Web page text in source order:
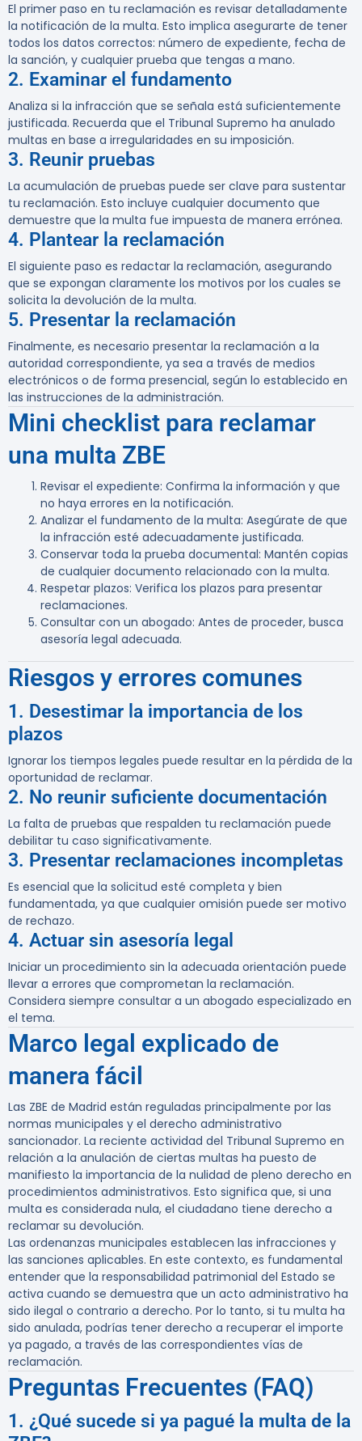
El primer paso en tu reclamación es revisar detalladamente
la notificación de la multa. Esto implica asegurarte de tener
todos los datos correctos: número de expediente, fecha de
la sanción, y cualquier prueba que tengas a mano.
2. Examinar el fundamento
Analiza si la infracción que se señala está suficientemente
justificada. Recuerda que el Tribunal Supremo ha anulado
multas en base a irregularidades en su imposición.
3. Reunir pruebas
La acumulación de pruebas puede ser clave para sustentar
tu reclamación. Esto incluye cualquier documento que
demuestre que la multa fue impuesta de manera errónea.
4. Plantear la reclamación
El siguiente paso es redactar la reclamación, asegurando
que se expongan claramente los motivos por los cuales se
solicita la devolución de la multa.
5. Presentar la reclamación
Finalmente, es necesario presentar la reclamación a la
autoridad correspondiente, ya sea a través de medios
electrónicos o de forma presencial, según lo establecido en
las instrucciones de la administración.
Mini checklist para reclamar
una multa ZBE
Revisar el expediente: Confirma la información y que
no haya errores en la notificación.
Analizar el fundamento de la multa: Asegúrate de que
la infracción esté adecuadamente justificada.
Conservar toda la prueba documental: Mantén copias
de cualquier documento relacionado con la multa.
Respetar plazos: Verifica los plazos para presentar
reclamaciones.
Consultar con un abogado: Antes de proceder, busca
asesoría legal adecuada.
Riesgos y errores comunes
1. Desestimar la importancia de los
plazos
Ignorar los tiempos legales puede resultar en la pérdida de la
oportunidad de reclamar.
2. No reunir suficiente documentación
La falta de pruebas que respalden tu reclamación puede
debilitar tu caso significativamente.
3. Presentar reclamaciones incompletas
Es esencial que la solicitud esté completa y bien
fundamentada, ya que cualquier omisión puede ser motivo
de rechazo.
4. Actuar sin asesoría legal
Iniciar un procedimiento sin la adecuada orientación puede
llevar a errores que comprometan la reclamación.
Considera siempre consultar a un abogado especializado en
el tema.
Marco legal explicado de
manera fácil
Las ZBE de Madrid están reguladas principalmente por las
normas municipales y el derecho administrativo
sancionador. La reciente actividad del Tribunal Supremo en
relación a la anulación de ciertas multas ha puesto de
manifiesto la importancia de la nulidad de pleno derecho en
procedimientos administrativos. Esto significa que, si una
multa es considerada nula, el ciudadano tiene derecho a
reclamar su devolución.
Las ordenanzas municipales establecen las infracciones y
las sanciones aplicables. En este contexto, es fundamental
entender que la responsabilidad patrimonial del Estado se
activa cuando se demuestra que un acto administrativo ha
sido ilegal o contrario a derecho. Por lo tanto, si tu multa ha
sido anulada, podrías tener derecho a recuperar el importe
ya pagado, a través de las correspondientes vías de
reclamación.
Preguntas Frecuentes (FAQ)
1. ¿Qué sucede si ya pagué la multa de la